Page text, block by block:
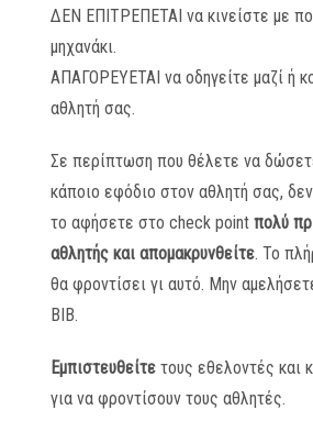
ΔΕΝ ΕΠΙΤΡΕΠΕΤΑΙ να κινείστε με
μηχανάκι.
ΑΠΑΓΟΡΕΥΕΤΑΙ να οδηγείτε μαζί ή
αθλητή σας.
Σε περίπτωση που θέλετε να
κάποιο εφόδιο στον αθλητή σας,
το αφήσετε στο check pointπολύ
αθλητής και απομακρυνθείτε. Το
θα φροντίσει γι αυτό. Μην
ΒΙΒ.
Εμπιστευθείτε τους εθελοντές και
για να φροντίσουν τους αθλητές.